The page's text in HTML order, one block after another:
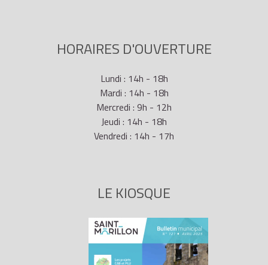
HORAIRES D'OUVERTURE
Lundi : 14h - 18h
Mardi : 14h - 18h
Mercredi : 9h - 12h
Jeudi : 14h - 18h
Vendredi : 14h - 17h
LE KIOSQUE